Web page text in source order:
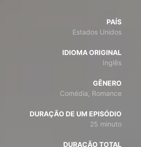
PAÍS
Estados Unidos
IDIOMA ORIGINAL
Inglês
GÊNERO
Comédia, Romance
DURAÇÃO DE UM EPISÓDIO
25 minuto
DURAÇÃO TOTAL